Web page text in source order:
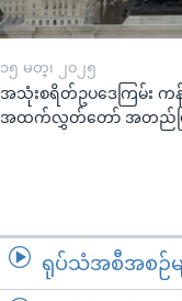
၁၅ မတ္၊ ၂၀၂၅
အသုံးစရိတ်ဥပဒေကြမ်း က
အထက်လွှတ်တော် အတည်ပ
ရုပ်သံအစီအစဉ်မျ